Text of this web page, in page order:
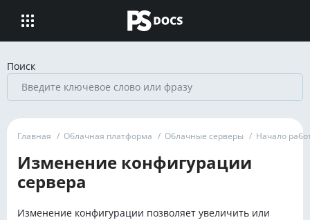
Поиск
Главная / Облачная платформа / Облачные серверы / Начало
Изменение конфигурации
сервера
Изменение конфигурации позволяет увеличить или